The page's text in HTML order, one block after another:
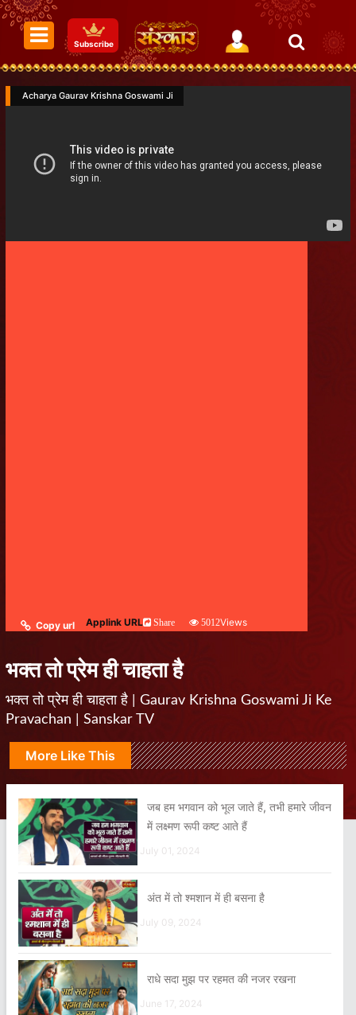
Subscribe
Acharya Gaurav Krishna Goswami Ji
Copy url Applink URL Share 5012Views
भक्त तो प्रेम ही चाहता है
भक्त तो प्रेम ही चाहता है | Gaurav Krishna Goswami Ji Ke
Pravachan | Sanskar TV
More Like This
जब हम भगवान को भूल जाते हैं, तभी हमारे जीवन
में लक्ष्मण रूपी कष्ट आते हैं
July 01, 2024
अंत में तो श्मशान में ही बसना है
July 09, 2024
राधे सदा मुझ पर रहमत की नजर रखना
June 17, 2024